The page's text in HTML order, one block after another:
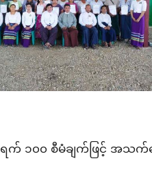
ရက် ၁၀၀ စီမံချက်ဖြင့် အသက်မွ